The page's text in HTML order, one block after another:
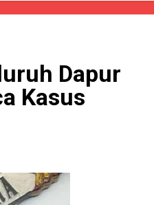
dan IMI, Dobrak Dunia
Amankan Warga Pragaan
Antropometri Tahun
Satgas Yonif 310/KK
SEBUT
ke Puskesmas-
Dapur
Kasus